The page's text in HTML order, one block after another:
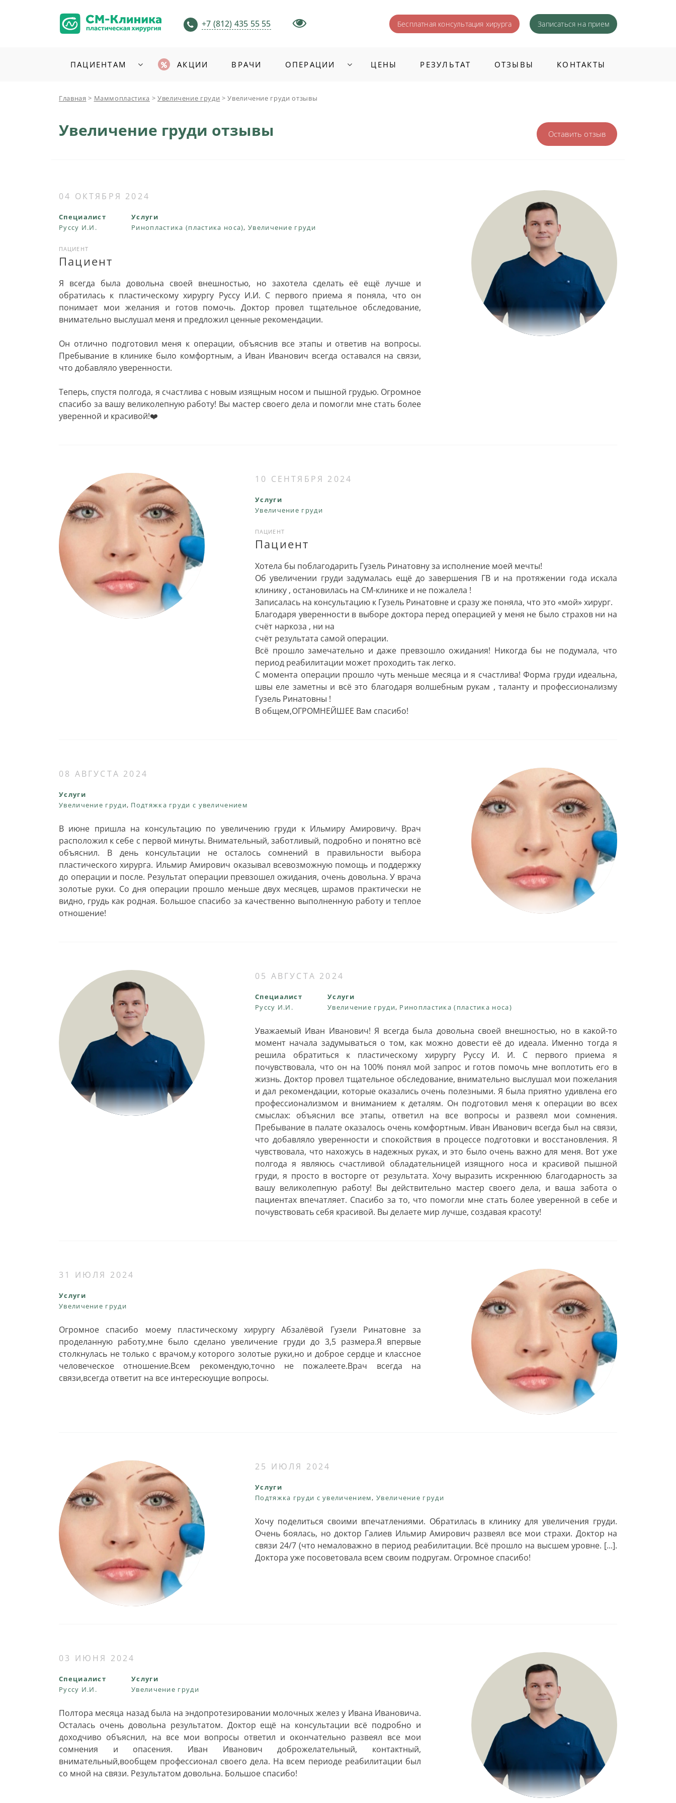
+7 (812) 435 55 55 Бесплатная консультация хирурга Записаться на прием
ПАЦИЕНТАМ АКЦИИ ВРАЧИ ОПЕРАЦИИ ЦЕНЫ РЕЗУЛЬТАТ ОТЗЫВЫ КОНТАКТЫ
Главная > Маммопластика > Увеличение груди >Увеличение груди отзывы
Увеличение груди отзывы Оставить отзыв
04 ОКТЯБРЯ 2024
Специалист
Руссу И.И.
Услуги
Ринопластика (пластика носа),Увеличение груди
ПАЦИЕНТ
Пациент
Я всегда была довольна своей внешностью, но захотела сделать её ещё лучше и
обратилась к пластическому хирургу Руссу И.И. С первого приема я поняла, что он
понимает мои желания и готов помочь. Доктор провел тщательное обследование,
внимательно выслушал меня и предложил ценные рекомендации.
Он отлично подготовил меня к операции, объяснив все этапы и ответив на вопросы.
Пребывание в клинике было комфортным, а Иван Иванович всегда оставался на связи,
что добавляло уверенности.
Теперь, спустя полгода, я счастлива с новым изящным носом и пышной грудью. Огромное
спасибо за вашу великолепную работу! Вы мастер своего дела и помогли мне стать более
уверенной и красивой!❤️
10 СЕНТЯБРЯ 2024
Услуги
Увеличение груди
ПАЦИЕНТ
Пациент
Хотела бы поблагодарить Гузель Ринатовну за исполнение моей мечты!
Об увеличении груди задумалась ещё до завершения ГВ и на протяжении года искала
клинику , остановилась на СМ-клинике и не пожалела !
Записалась на консультацию к Гузель Ринатовне и сразу же поняла, что это «мой» хирург.
Благодаря уверенности в выборе доктора перед операцией у меня не было страхов ни на
счёт наркоза , ни на
счёт результата самой операции.
Всё прошло замечательно и даже превзошло ожидания! Никогда бы не подумала, что
период реабилитации может проходить так легко.
С момента операции прошло чуть меньше месяца и я счастлива! Форма груди идеальна,
швы еле заметны и всё это благодаря волшебным рукам , таланту и профессионализму
Гузель Ринатовны !
В общем,ОГРОМНЕЙШЕЕ Вам спасибо!
08 АВГУСТА 2024
Услуги
Увеличение груди, Подтяжка груди с увеличением
В июне пришла на консультацию по увеличению груди к Ильмиру Амировичу. Врач
расположил к себе с первой минуты. Внимательный, заботливый, подробно и понятно всё
объяснил. В день консультации не осталось сомнений в правильности выбора
пластического хирурга. Ильмир Амирович оказывал всевозможную помощь и поддержку
до операции и после. Результат операции превзошел ожидания, очень довольна. У врача
золотые руки. Со дня операции прошло меньше двух месяцев, шрамов практически не
видно, грудь как родная. Большое спасибо за качественно выполненную работу и теплое
отношение!
05 АВГУСТА 2024
Специалист
Руссу И.И.
Услуги
Увеличение груди, Ринопластика (пластика носа)
Уважаемый Иван Иванович! Я всегда была довольна своей внешностью, но в какой-то
момент начала задумываться о том, как можно довести её до идеала. Именно тогда я
решила обратиться к пластическому хирургу Руссу И. И. С первого приема я
почувствовала, что он на 100% понял мой запрос и готов помочь мне воплотить его в
жизнь. Доктор провел тщательное обследование, внимательно выслушал мои пожелания
и дал рекомендации, которые оказались очень полезными. Я была приятно удивлена его
профессионализмом и вниманием к деталям. Он подготовил меня к операции во всех
смыслах: объяснил все этапы, ответил на все вопросы и развеял мои сомнения.
Пребывание в палате оказалось очень комфортным. Иван Иванович всегда был на связи,
что добавляло уверенности и спокойствия в процессе подготовки и восстановления. Я
чувствовала, что нахожусь в надежных руках, и это было очень важно для меня. Вот уже
полгода я являюсь счастливой обладательницей изящного носа и красивой пышной
груди, я просто в восторге от результата. Хочу выразить искреннюю благодарность за
вашу великолепную работу! Вы действительно мастер своего дела, и ваша забота о
пациентах впечатляет. Спасибо за то, что помогли мне стать более уверенной в себе и
почувствовать себя красивой. Вы делаете мир лучше, создавая красоту!
31 ИЮЛЯ 2024
Услуги
Увеличение груди
Огромное спасибо моему пластическому хирургу Абзалёвой Гузели Ринатовне за
проделанную работу,мне было сделано увеличение груди до 3,5 размера.Я впервые
столкнулась не только с врачом,у которого золотые руки,но и доброе сердце и классное
человеческое отношение.Всем рекомендую,точно не пожалеете.Врач всегда на
связи,всегда ответит на все интересюущие вопросы.
25 ИЮЛЯ 2024
Услуги
Подтяжка груди с увеличением,Увеличение груди
Хочу поделиться своими впечатлениями. Обратилась в клинику для увеличения груди.
Очень боялась, но доктор Галиев Ильмир Амирович развеял все мои страхи. Доктор на
связи 24/7 (что немаловажно в период реабилитации. Всё прошло на высшем уровне. [...].
Доктора уже посоветовала всем своим подругам. Огромное спасибо!
03 ИЮНЯ 2024
Специалист
Руссу И.И.
Услуги
Увеличение груди
Полтора месяца назад была на эндопротезировании молочных желез у Ивана Ивановича.
Осталась очень довольна результатом. Доктор ещё на консультации всё подробно и
доходчиво объяснил, на все мои вопросы ответил и окончательно развеял все мои
сомнения и опасения. Иван Иванович доброжелательный, контактный,
внимательный,вообщем профессионал своего дела. На всем периоде реабилитации был
со мной на связи. Результатом довольна. Большое спасибо!